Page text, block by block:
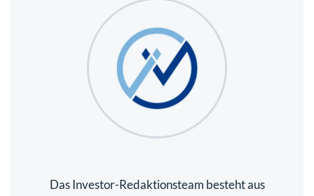
Das Investor-Redaktionsteam besteht aus